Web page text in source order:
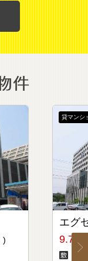
)
貸マンシ
エグ
9.70
3.0